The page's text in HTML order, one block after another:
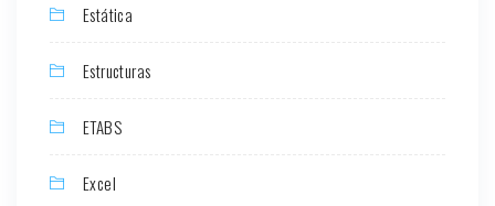
Estática
Estructuras
ETABS
Excel